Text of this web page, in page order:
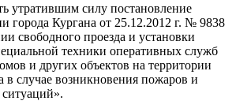
утратившим силу постановление
города Кургана от 25.12.2012 г. № 9838
свободного проезда и установки
техники оперативных служб
и других объектов на территории
в случае возникновения пожаров и